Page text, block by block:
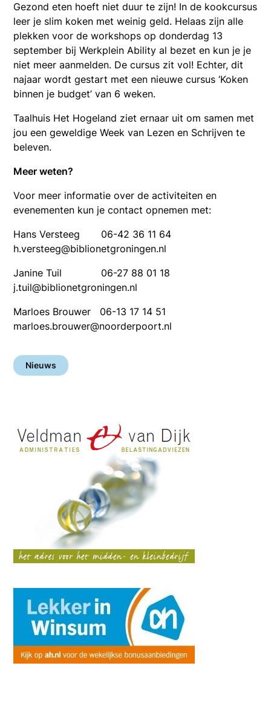
Gezond eten hoeft niet duur te zijn! In de kookcursus
leer je slim koken met weinig geld. Helaas zijn alle
plekken voor de workshops op donderdag 13
september bij Werkplein Ability al bezet en kun je je
niet meer aanmelden. De cursus zit vol! Echter, dit
najaar wordt gestart met een nieuwe cursus ‘Koken
binnen je budget’ van 6 weken.
Taalhuis Het Hogeland ziet ernaar uit om samen met
jou een geweldige Week van Lezen en Schrijven te
beleven.
Meer weten?
Voor meer informatie over de activiteiten en
evenementen kun je contact opnemen met:
Hans Versteeg 06-42 36 11 64
h.versteeg@biblionetgroningen.nl
Janine Tuil 06-27 88 01 18
j.tuil@biblionetgroningen.nl
Marloes Brouwer 06-13 17 14 51
marloes.brouwer@noorderpoort.nl
Nieuws